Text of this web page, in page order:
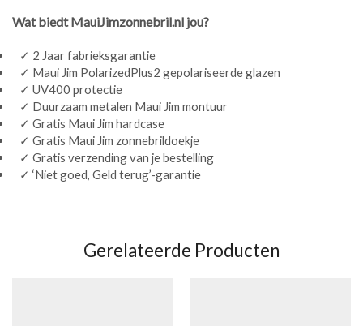
Wat biedt MauiJimzonnebril.nl jou?
✓ 2 Jaar fabrieksgarantie
✓ Maui Jim PolarizedPlus2 gepolariseerde glazen
✓ UV400 protectie
✓ Duurzaam metalen Maui Jim montuur
✓ Gratis Maui Jim hardcase
✓ Gratis Maui Jim zonnebrildoekje
✓ Gratis verzending van je bestelling
✓ ‘Niet goed, Geld terug’-garantie
Gerelateerde Producten